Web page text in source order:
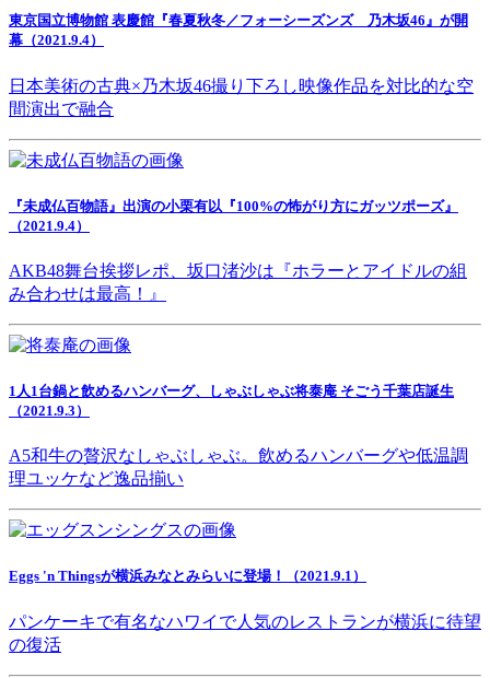
東京国立博物館 表慶館『春夏秋冬／フォーシーズンズ 乃木坂46』が開
幕（2021.9.4）
日本美術の古典×乃木坂46撮り下ろし映像作品を対比的な空
間演出で融合
『未成仏百物語』出演の小栗有以『100%の怖がり方にガッツポーズ』
（2021.9.4）
AKB48舞台挨拶レポ、坂口渚沙は『ホラーとアイドルの組
み合わせは最高！』
1人1台鍋と飲めるハンバーグ、しゃぶしゃぶ将泰庵 そごう千葉店誕生
（2021.9.3）
A5和牛の贅沢なしゃぶしゃぶ。飲めるハンバーグや低温調
理ユッケなど逸品揃い
Eggs 'n Thingsが横浜みなとみらいに登場！（2021.9.1）
パンケーキで有名なハワイで人気のレストランが横浜に待望
の復活